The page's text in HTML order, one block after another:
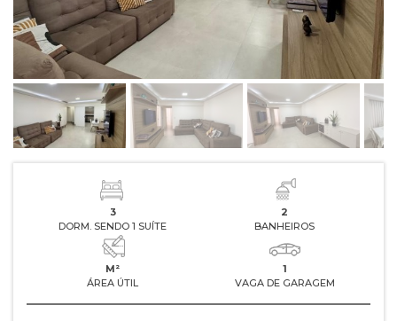
3
DORM. SENDO 1 SUÍTE
2
BANHEIROS
M²
ÁREA ÚTIL
1
VAGA DE GARAGEM